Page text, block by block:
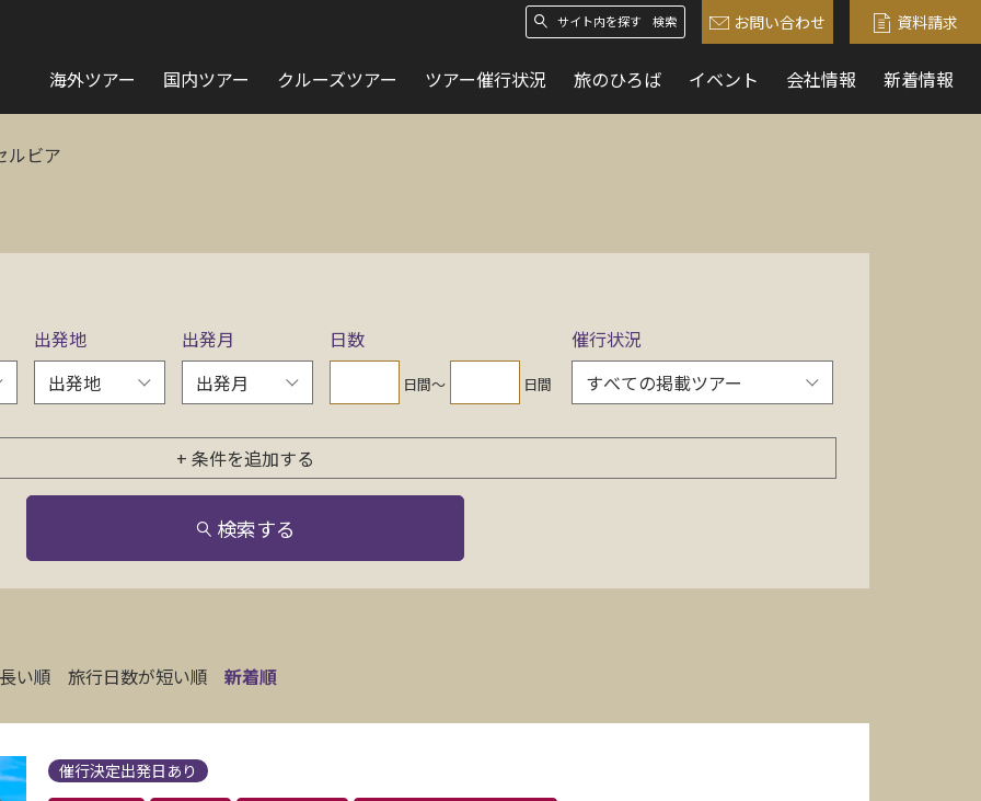
検索 お問い合わせ 資料請求
海外ツアー 国内ツアー クルーズツアー ツアー催行状況 旅のひろば イベント 会社情報 新着情報
ルビア
出発地 出発月 日数
日間〜 日間
催行状況
+ 条件を追加する
検索する
い順 旅行日数が短い順 新着順
催行決定出発日あり